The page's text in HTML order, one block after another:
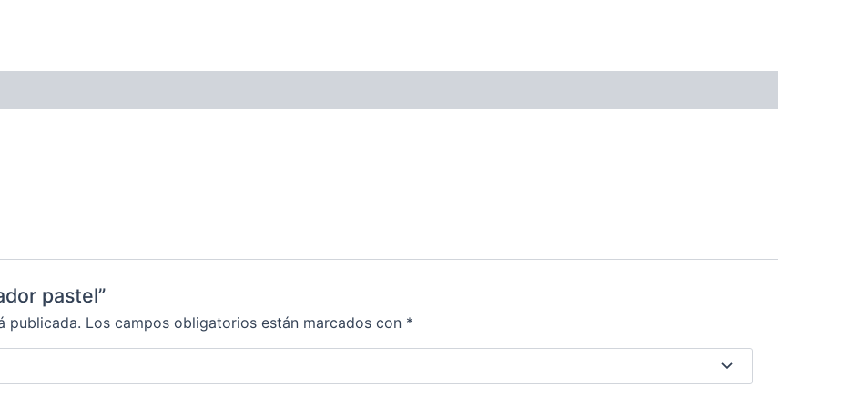
pastel”
publicada. Los campos obligatorios están marcados con *